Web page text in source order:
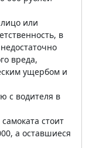
или
в
вреда,
ущербом и
с водителя в
стоит
а оставшиеся